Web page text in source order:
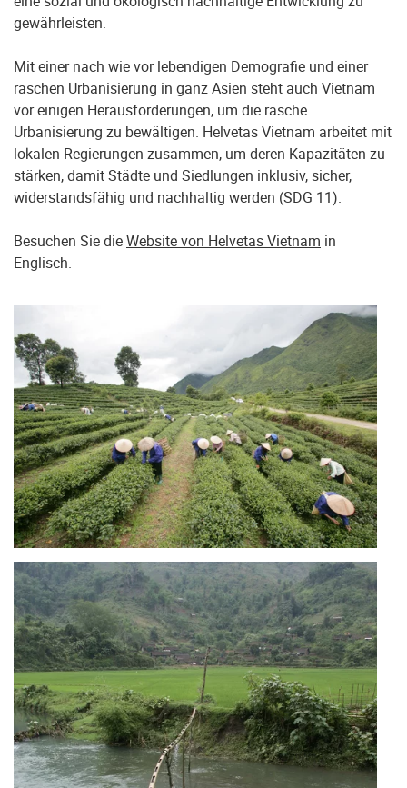
gewährleisten.
Mit einer nach wie vor lebendigen Demografie und einer
raschen Urbanisierung in ganz Asien steht auch Vietnam
vor einigen Herausforderungen, um die rasche
Urbanisierung zu bewältigen. Helvetas Vietnam arbeitet mit
lokalen Regierungen zusammen, um deren Kapazitäten zu
stärken, damit Städte und Siedlungen inklusiv, sicher,
widerstandsfähig und nachhaltig werden (SDG 11).
Besuchen Sie dieWebsite von Helvetas Vietnam in
Englisch.